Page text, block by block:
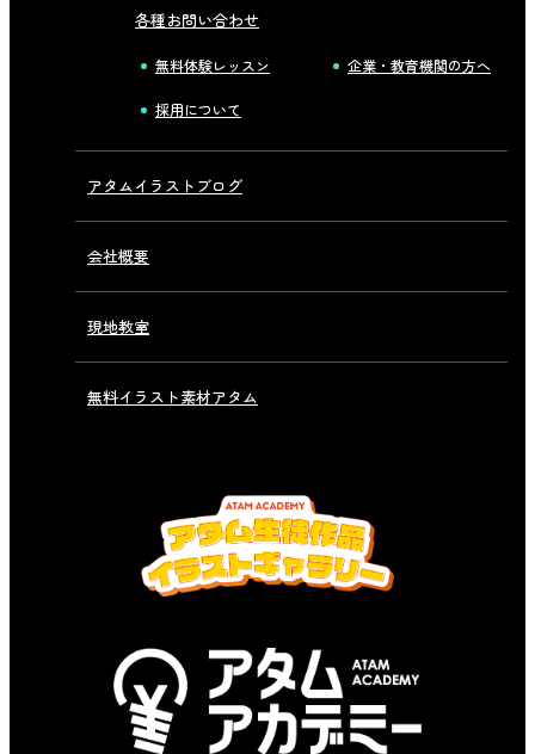
各種お問い合わせ
無料体験レッスン 企業・教育機関の方へ
採用について
アタムイラストブログ
会社概要
現地教室
無料イラスト素材アタム